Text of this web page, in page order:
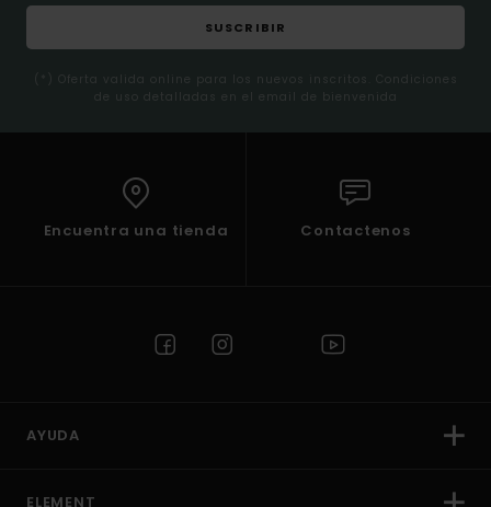
SUSCRIBIR
(*) Oferta valida online para los nuevos inscritos. Condiciones
de uso detalladas en el email de bienvenida
Encuentra una tienda Contactenos
AYUDA
ELEMENT